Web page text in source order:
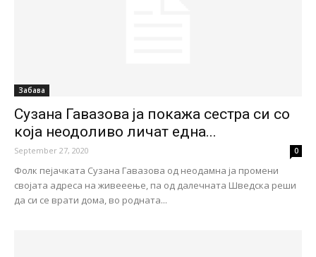
Забава
Сузана Гавазова ја покажа сестра си со
која неодоливо личат една...
September 27, 2020 0
Фолк пејачката Сузана Гавазова од неодамна ја промени
својата адреса на живееење, па од далечната Шведска реши
да си се врати дома, во родната...